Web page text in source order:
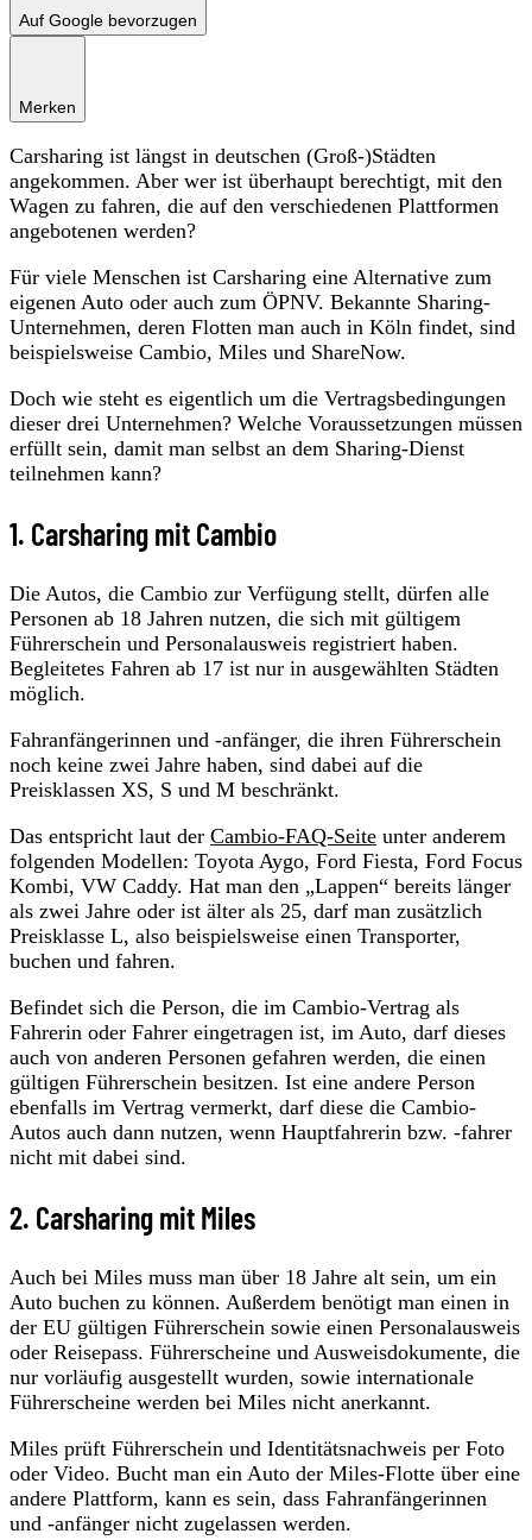
Auf Google bevorzugen
Merken
Carsharing ist längst in deutschen (Groß-)Städten
angekommen. Aber wer ist überhaupt berechtigt, mit den
Wagen zu fahren, die auf den verschiedenen Plattformen
angebotenen werden?
Für viele Menschen ist Carsharing eine Alternative zum
eigenen Auto oder auch zum ÖPNV. Bekannte Sharing-
Unternehmen, deren Flotten man auch in Köln findet, sind
beispielsweise Cambio, Miles und ShareNow.
Doch wie steht es eigentlich um die Vertragsbedingungen
dieser drei Unternehmen? Welche Voraussetzungen müssen
erfüllt sein, damit man selbst an dem Sharing-Dienst
teilnehmen kann?
1. Carsharing mit Cambio
Die Autos, die Cambio zur Verfügung stellt, dürfen alle
Personen ab 18 Jahren nutzen, die sich mit gültigem
Führerschein und Personalausweis registriert haben.
Begleitetes Fahren ab 17 ist nur in ausgewählten Städten
möglich.
Fahranfängerinnen und -anfänger, die ihren Führerschein
noch keine zwei Jahre haben, sind dabei auf die
Preisklassen XS, S und M beschränkt.
Das entspricht laut der Cambio-FAQ-Seite unter anderem
folgenden Modellen: Toyota Aygo, Ford Fiesta, Ford Focus
Kombi, VW Caddy. Hat man den „Lappen“ bereits länger
als zwei Jahre oder ist älter als 25, darf man zusätzlich
Preisklasse L, also beispielsweise einen Transporter,
buchen und fahren.
Befindet sich die Person, die im Cambio-Vertrag als
Fahrerin oder Fahrer eingetragen ist, im Auto, darf dieses
auch von anderen Personen gefahren werden, die einen
gültigen Führerschein besitzen. Ist eine andere Person
ebenfalls im Vertrag vermerkt, darf diese die Cambio-
Autos auch dann nutzen, wenn Hauptfahrerin bzw. -fahrer
nicht mit dabei sind.
2. Carsharing mit Miles
Auch bei Miles muss man über 18 Jahre alt sein, um ein
Auto buchen zu können. Außerdem benötigt man einen in
der EU gültigen Führerschein sowie einen Personalausweis
oder Reisepass. Führerscheine und Ausweisdokumente, die
nur vorläufig ausgestellt wurden, sowie internationale
Führerscheine werden bei Miles nicht anerkannt.
Miles prüft Führerschein und Identitätsnachweis per Foto
oder Video. Bucht man ein Auto der Miles-Flotte über eine
andere Plattform, kann es sein, dass Fahranfängerinnen
und -anfänger nicht zugelassen werden.